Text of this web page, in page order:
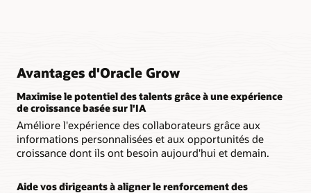
Avantages d'Oracle Grow
Maximise le potentiel des talents grâce à une expérience
de croissance basée sur l'IA
Améliore l'expérience des collaborateurs grâce aux
informations personnalisées et aux opportunités de
croissance dont ils ont besoin aujourd'hui et demain.
Aide vos dirigeants à aligner le renforcement des